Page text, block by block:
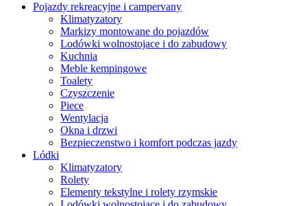
Pojazdy rekreacyjne i campervany
Klimatyzatory
Markizy montowane do pojazdów
Lodówki wolnostojace i do zabudowy
Kuchnia
Meble kempingowe
Toalety
Czyszczenie
Piece
Wentylacja
Okna i drzwi
Bezpieczenstwo i komfort podczas jazdy
Lódki
Klimatyzatory
Rolety
Elementy tekstylne i rolety rzymskie